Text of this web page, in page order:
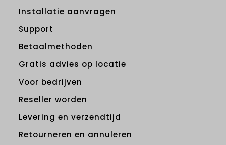
Installatie aanvragen
Support
Betaalmethoden
Gratis advies op locatie
Voor bedrijven
Reseller worden
Levering en verzendtijd
Retourneren en annuleren